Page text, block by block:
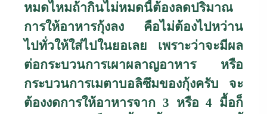
หมดไหมถ้ากินไม่หมดนี้ต้องลดปริมาณ
การให้อาหารกุ้งลง คือไม่ต้องไปหว่าน
ไปทั่วให้ใส่ไปในยอเลย เพราะว่าจะมีผล
ต่อกระบวนการเผาผลาญอาหาร หรือ
กระบวนการเมตาบอลิซึมของกุ้งครับ จะ
ต้องงดการให้อาหารจาก 3 หรือ4 มื้อก็